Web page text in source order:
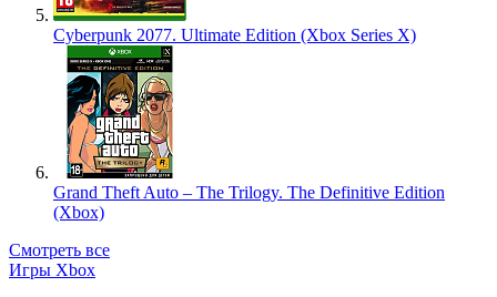
Cyberpunk 2077. Ultimate Edition (Xbox Series X)
Grand Theft Auto – The Trilogy. The Definitive Edition
(Xbox)
Смотреть все
Игры Xbox